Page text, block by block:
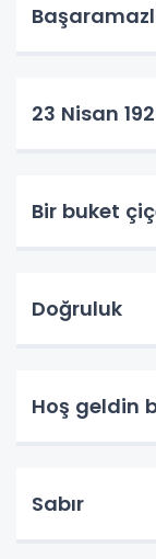
23 Nisan
Bir buket
Doğruluk
Hoş geldin
Sabır